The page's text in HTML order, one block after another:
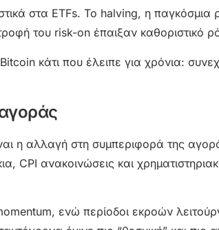
στα ETFs. Το halving, η παγκόσμια
του risk-on έπαιξαν καθοριστικό
κάτι που έλειπε για χρόνια:
η αλλαγή στη συμπεριφορά της
CPI ανακοινώσεις και
ενώ περίοδοι εκροών